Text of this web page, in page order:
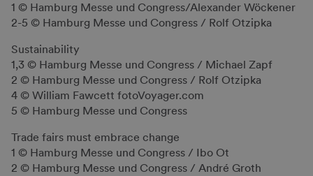
1 © Hamburg Messe und Congress/Alexander Wöckener
2-5 © Hamburg Messe und Congress / Rolf Otzipka
Sustainability
1,3 © Hamburg Messe und Congress / Michael Zapf
2 © Hamburg Messe und Congress / Rolf Otzipka
4 © William Fawcett fotoVoyager.com
5 © Hamburg Messe und Congress
Trade fairs must embrace change
1 © Hamburg Messe und Congress / Ibo Ot
2 © Hamburg Messe und Congress / André Groth